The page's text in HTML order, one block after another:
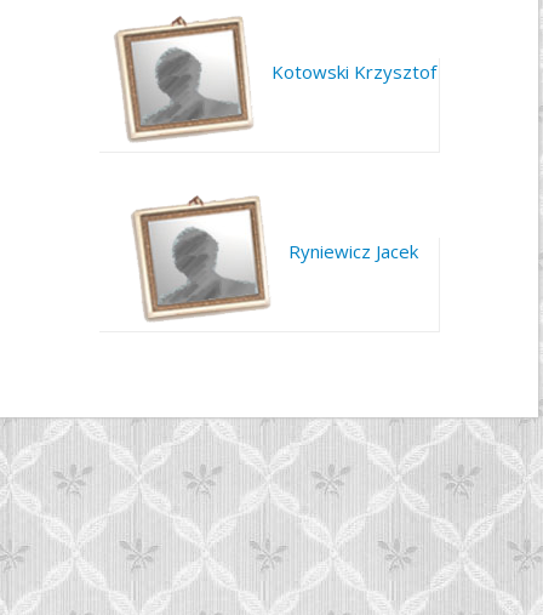
Kotowski Krzysztof
Ryniewicz Jacek